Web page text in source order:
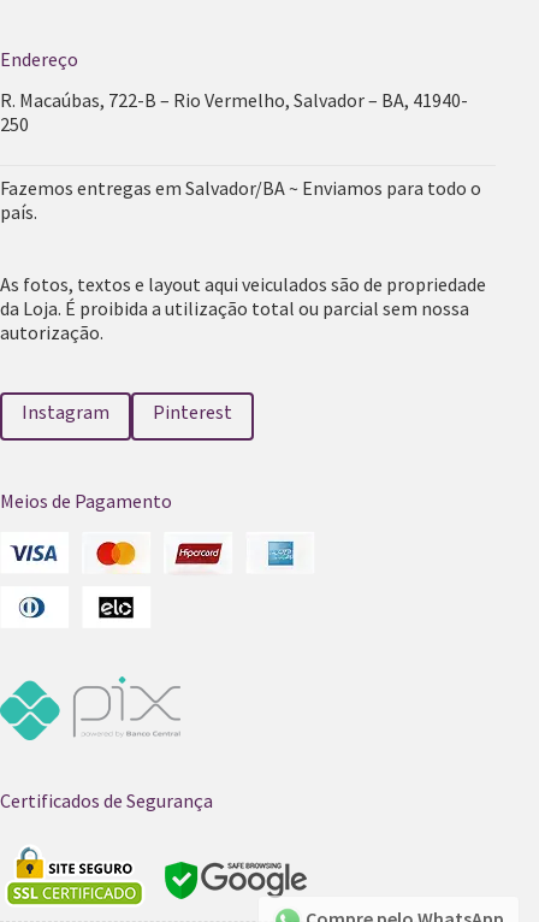
Endereço
R. Macaúbas, 722-B – Rio Vermelho, Salvador – BA, 41940-
250
Fazemos entregas em Salvador/BA ~ Enviamos para todo o
país.
As fotos, textos e layout aqui veiculados são de propriedade
da Loja. É proibida a utilização total ou parcial sem nossa
autorização.
Instagram Pinterest
Meios de Pagamento
Certificados de Segurança